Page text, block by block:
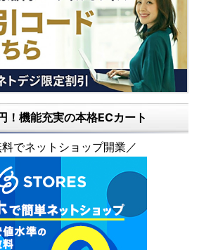
！機能充実の本格ECカート
でネットショップ開業／